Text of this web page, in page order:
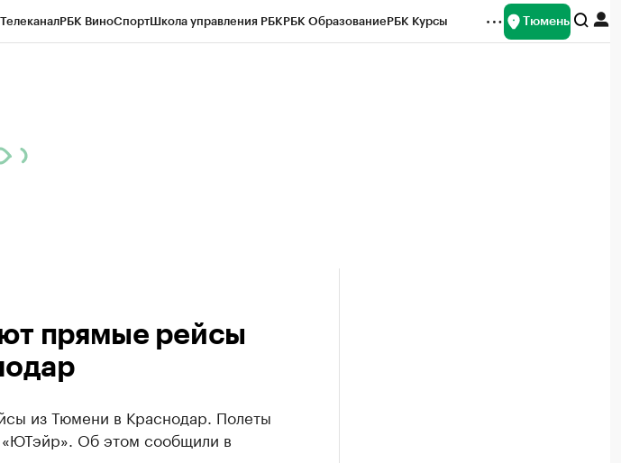
ТелеканалРБК ВиноСпортШкола управления РБКРБК ОбразованиеРБК Курсы Тюмень
прямые рейсы
из Тюмени в Краснодар. Полеты
«ЮТэйр». Об этом сообщили в